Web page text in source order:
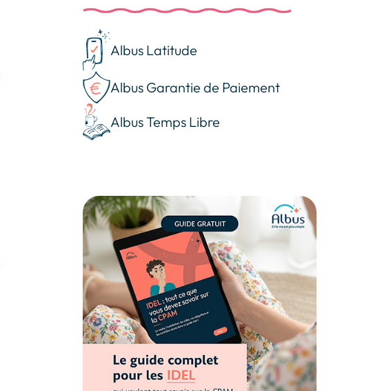
Albus Latitude
Albus Garantie de Paiement
Albus Temps Libre